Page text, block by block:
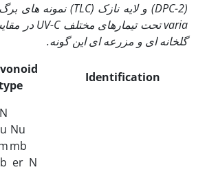
(
2-DPC ) و لایه نازک (TLC) نمونه های
variaتحت تیمارهای مختلفUV-C در
گلخانه ای و مزرعه ای این گونه.
Identification
N
u
b
Nu
mb
er N